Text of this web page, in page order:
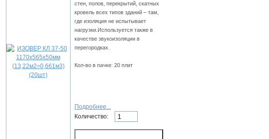
стен, полов, перекрытий, скатных
кровель всех типов зданий – там,
где изоляция не испытывает
нагрузки.Используется также в
качестве звукоизоляции в
перегородках.
Кол-во в пачке: 20 плит
Подробнее...
Количество: